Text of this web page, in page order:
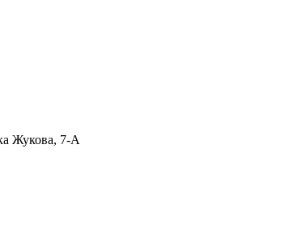
Жукова, 7-А